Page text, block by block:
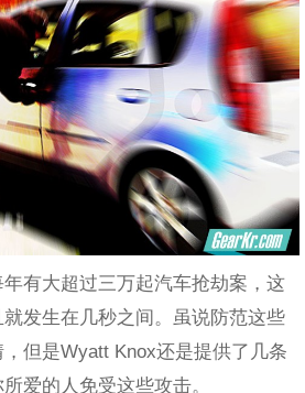
有大超过三万起汽车抢劫案，这
发生在几秒之间。虽说防范这些
但是Wyatt Knox还是提供了几条
爱的人免受这些攻击。